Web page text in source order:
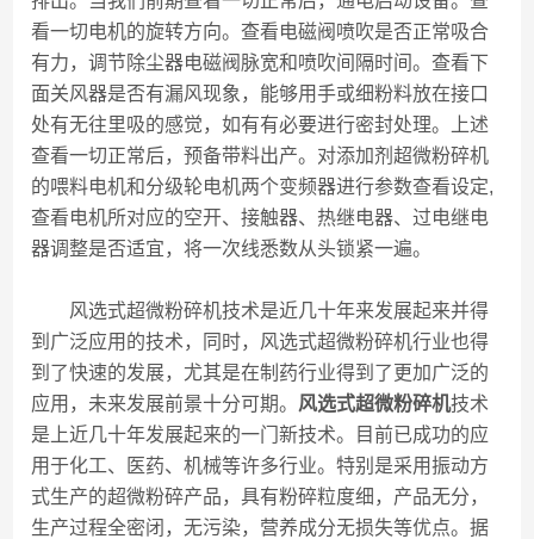
看一切电机的旋转方向。查看电磁阀喷吹是否正常吸合
有力，调节除尘器电磁阀脉宽和喷吹间隔时间。查看下
面关风器是否有漏风现象，能够用手或细粉料放在接口
处有无往里吸的感觉，如有有必要进行密封处理。上述
查看一切正常后，预备带料出产。对添加剂超微粉碎机
的喂料电机和分级轮电机两个变频器进行参数查看设定,
查看电机所对应的空开、接触器、热继电器、过电继电
器调整是否适宜，将一次线悉数从头锁紧一遍。
风选式超微粉碎机技术是近几十年来发展起来并得
到广泛应用的技术，同时，风选式超微粉碎机行业也得
到了快速的发展，尤其是在制药行业得到了更加广泛的
应用，未来发展前景十分可期。 风选式超微粉碎机技术
是上近几十年发展起来的一门新技术。目前已成功的应
用于化工、医药、机械等许多行业。特别是采用振动方
式生产的超微粉碎产品，具有粉碎粒度细，产品无分，
生产过程全密闭，无污染，营养成分无损失等优点。据